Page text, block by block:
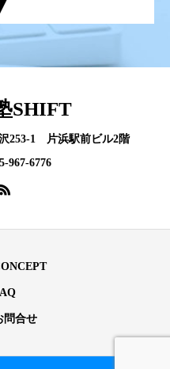
SHIFT
253-1 片浜駅前ビル2階
967-6776
問合せ